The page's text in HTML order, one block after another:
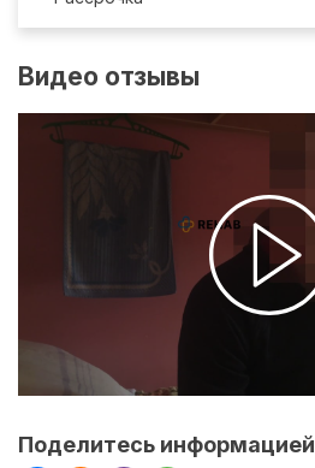
Видео отзывы
Поделитесь информацией